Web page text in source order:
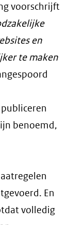
voorschrijft
en
te maken
benoemd,
En
volledig